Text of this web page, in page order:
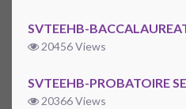
SVTEEHB-
20456 Views
SVTEEHB-PROBATOIRE
20366 Views